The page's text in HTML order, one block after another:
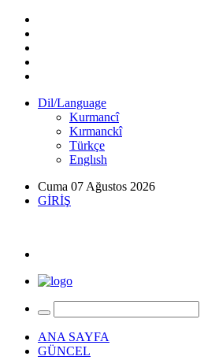
Dil/Language
Kurmancî
Kırmanckî
Türkçe
Englısh
Cuma 07 Ağustos 2026
GİRİŞ
ANA SAYFA
GÜNCEL